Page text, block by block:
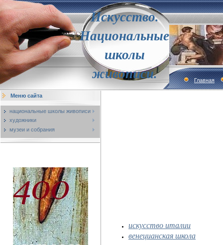
Искусство.
Национальные
школы
живописи.
Главная
Меню сайта
национальные школы живописи
художники
музеи и собрания
искусство италии
венецианская школа